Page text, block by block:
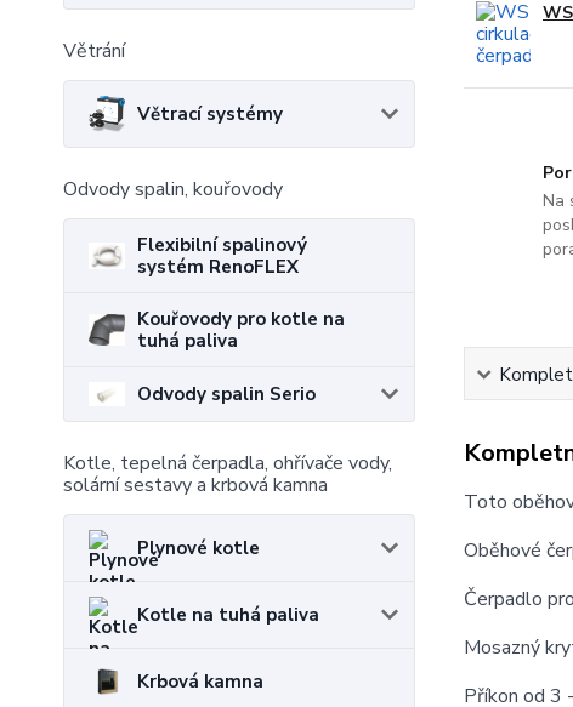
Větrání
Větrací systémy
Odvody spalin, kouřovody
Flexibilní spalinový
systém RenoFLEX
Kouřovody pro kotle na
tuhá paliva
Odvody spalin Serio
Kotle, tepelná čerpadla, ohřívače vody,
solární sestavy a krbová kamna
Plynové kotle
Kotle na tuhá paliva
Krbová kamna
Na
Toto
Oběhové
Čerpadlo
Mosazný
Příkon od 3